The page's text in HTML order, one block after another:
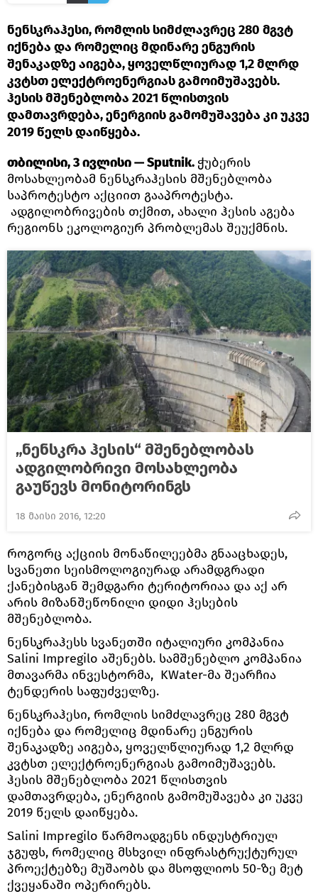
ნენსკრაჰესი, რომლის სიმძლავრეც 280 მგვტ
იქნება და რომელიც მდინარე ენგურის
შენაკადზე აიგება, ყოველწლიურად 1,2 მლრდ
კვტსთ ელექტროენერგიას გამოიმუშავებს.
ჰესის მშენებლობა 2021 წლისთვის
დამთავრდება, ენერგიის გამომუშავება კი უკვე
2019 წელს დაიწყება.
თბილისი, 3 ივლისი — Sputnik. ჭუბერის
მოსახლეობამ ნენსკრაჰესის მშენებლობა
საპროტესტო აქციით გააპროტესტა.
ადგილობრივების თქმით, ახალი ჰესის აგება
რეგიონს ეკოლოგიურ პრობლემას შეუქმნის.
„ნენსკრა ჰესის“ მშენებლობას
ადგილობრივი მოსახლეობა
გაუწევს მონიტორინგს
18 მაისი 2016, 12:20
როგორც აქციის მონაწილეებმა გნააცხადეს,
სვანეთი სეისმოლოგიურად არამდგრადი
ქანებისგან შემდგარი ტერიტორიაა და აქ არ
არის მიზანშეწონილი დიდი ჰესების
მშენებლობა.
ნენსკრაჰესს სვანეთში იტალიური კომპანია
Salini Impregilo აშენებს. სამშენებლო კომპანია
მთავარმა ინვესტორმა, KWater-მა შეარჩია
ტენდერის საფუძველზე.
ნენსკრაჰესი, რომლის სიმძლავრეც 280 მგვტ
იქნება და რომელიც მდინარე ენგურის
შენაკადზე აიგება, ყოველწლიურად 1,2 მლრდ
კვტსთ ელექტროენერგიას გამოიმუშავებს.
ჰესის მშენებლობა 2021 წლისთვის
დამთავრდება, ენერგიის გამომუშავება კი უკვე
2019 წელს დაიწყება.
Salini Impregilo წარმოადგენს ინდუსტრიულ
ჯგუფს, რომელიც მსხვილ ინფრასტრუქტურულ
პროექტებზე მუშაობს და მსოფლიოს 50-ზე მეტ
ქვეყანაში ოპერირებს.